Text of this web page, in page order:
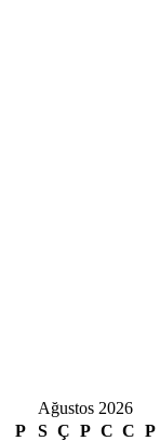
Ağustos 2026
P
S Ç P C C P